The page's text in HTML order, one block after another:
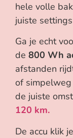
hele volle
juiste
Ga je echt
de 800 Wh
afstanden
of
de juiste
120 km.
De accu klik